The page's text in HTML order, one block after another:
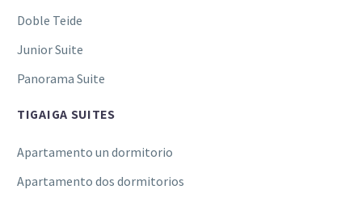
Doble Teide
Junior Suite
Panorama Suite
TIGAIGA SUITES
Apartamento un dormitorio
Apartamento dos dormitorios